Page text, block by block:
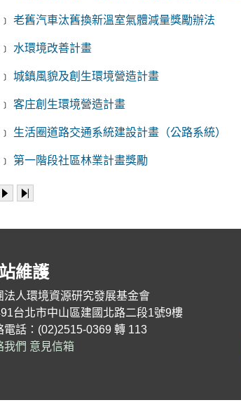
老舊汽車汰舊換新溫室氣體減量獎勵辦法
水環境改善計畫
城鎮風貌及創生環境營造計畫
客庄創生環境營造計畫
生活圈道路交通系統建設計畫（公路系統）
第一階段社區林業計畫獎勵
點擊進到下一頁
點擊進到最後一頁
維護
法人環境資源研究發展基金會
台北市中山區建國北路二段1號9樓
電話：(02)2515-0369 轉 113
我們 意見信箱